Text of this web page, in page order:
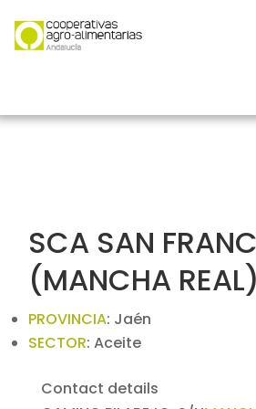
SCA SAN
(MANCHA REAL)
PROVINCIA: Jaén
SECTOR: Aceite
Contact details